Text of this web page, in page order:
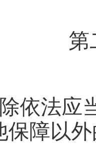
第
除依法应
保障以